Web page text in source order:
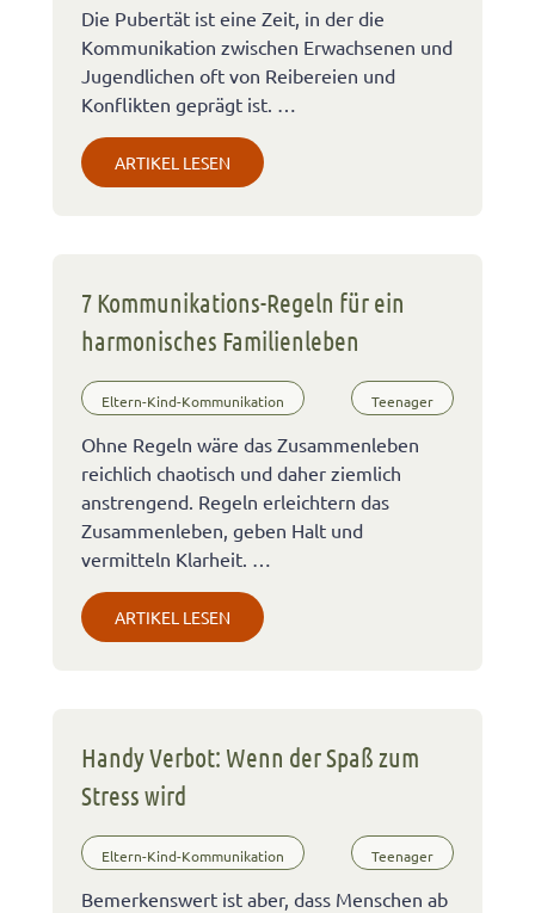
Die Pubertät ist eine Zeit, in der die
Kommunikation zwischen Erwachsenen und
Jugendlichen oft von Reibereien und
Konflikten geprägt ist. …
ARTIKEL LESEN
7 Kommunikations-Regeln für ein
harmonisches Familienleben
Eltern-Kind-Kommunikation Teenager
Ohne Regeln wäre das Zusammenleben
reichlich chaotisch und daher ziemlich
anstrengend. Regeln erleichtern das
Zusammenleben, geben Halt und
vermitteln Klarheit. …
ARTIKEL LESEN
Handy Verbot: Wenn der Spaß zum
Stress wird
Eltern-Kind-Kommunikation Teenager
Bemerkenswert ist aber, dass Menschen ab